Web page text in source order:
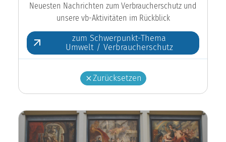
Neuesten Nachrichten zum Verbraucherschutz und
unsere vb-Aktivitäten im Rückblick
zum Schwerpunkt-Thema
Umwelt / Verbraucherschutz
Zurücksetzen